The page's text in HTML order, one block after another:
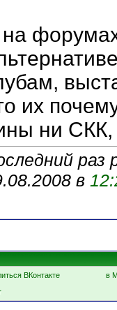
их
ни
раз
в
ВКонтакте
в